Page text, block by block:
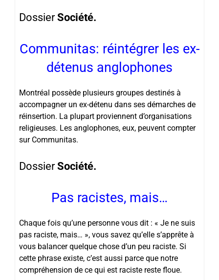
DossierSociété.
Communitas: réintégrer les ex-
détenus anglophones
Montréal possède plusieurs groupes destinés à
accompagner un ex-détenu dans ses démarches de
réinsertion. La plupart proviennent d’organisations
religieuses. Les anglophones, eux, peuvent compter
sur Communitas.
DossierSociété.
Pas racistes, mais…
Chaque fois qu’une personne vous dit : « Je ne suis
pas raciste, mais… », vous savez qu’elle s’apprête à
vous balancer quelque chose d’un peu raciste. Si
cette phrase existe, c’est aussi parce que notre
compréhension de ce qui est raciste reste floue.